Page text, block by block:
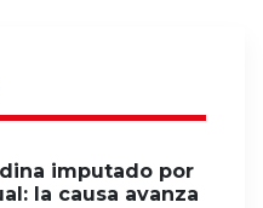
imputado por
la causa avanza